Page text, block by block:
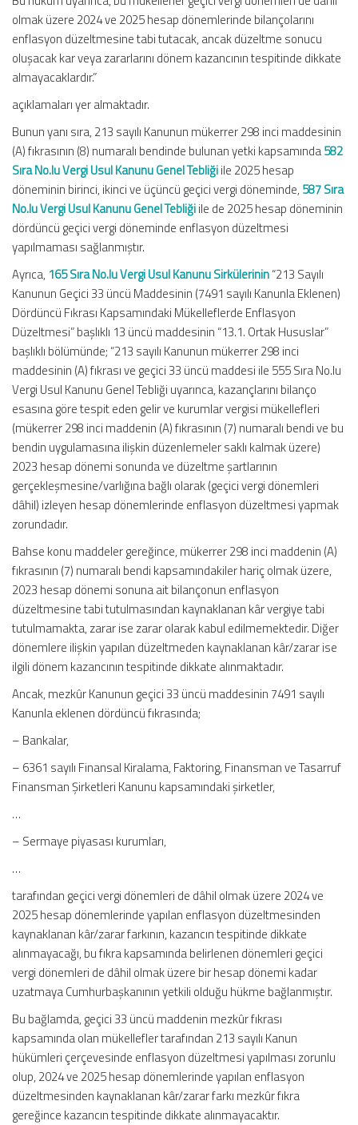
olmak üzere 2024 ve 2025 hesap dönemlerinde bilançolarını
enflasyon düzeltmesine tabi tutacak, ancak düzeltme sonucu
oluşacak kar veya zararlarını dönem kazancının tespitinde dikkate
almayacaklardır.”
açıklamaları yer almaktadır.
Bunun yanı sıra, 213 sayılı Kanunun mükerrer 298 inci maddesinin
(A) fıkrasının (8) numaralı bendinde bulunan yetki kapsamında582
Sıra No.lu Vergi Usul Kanunu Genel Tebliğiile 2025 hesap
döneminin birinci, ikinci ve üçüncü geçici vergi döneminde, 587 Sıra
No.lu Vergi Usul Kanunu Genel Tebliğiile de 2025 hesap döneminin
dördüncü geçici vergi döneminde enflasyon düzeltmesi
yapılmaması sağlanmıştır.
Ayrıca, 165 Sıra No.lu Vergi Usul Kanunu Sirkülerinin“213 Sayılı
Kanunun Geçici 33 üncü Maddesinin (7491 sayılı Kanunla Eklenen)
Dördüncü Fıkrası Kapsamındaki Mükelleflerde Enflasyon
Düzeltmesi” başlıklı 13 üncü maddesinin “13.1. Ortak Hususlar”
başlıklı bölümünde; “213 sayılı Kanunun mükerrer 298 inci
maddesinin (A) fıkrası ve geçici 33 üncü maddesi ile 555 Sıra No.lu
Vergi Usul Kanunu Genel Tebliği uyarınca, kazançlarını bilanço
esasına göre tespit eden gelir ve kurumlar vergisi mükellefleri
(mükerrer 298 inci maddenin (A) fıkrasının (7) numaralı bendi ve bu
bendin uygulamasına ilişkin düzenlemeler saklı kalmak üzere)
2023 hesap dönemi sonunda ve düzeltme şartlarının
gerçekleşmesine/varlığına bağlı olarak (geçici vergi dönemleri
dâhil) izleyen hesap dönemlerinde enflasyon düzeltmesi yapmak
zorundadır.
Bahse konu maddeler gereğince, mükerrer 298 inci maddenin (A)
fıkrasının (7) numaralı bendi kapsamındakiler hariç olmak üzere,
2023 hesap dönemi sonuna ait bilançonun enflasyon
düzeltmesine tabi tutulmasından kaynaklanan kâr vergiye tabi
tutulmamakta, zarar ise zarar olarak kabul edilmemektedir. Diğer
dönemlere ilişkin yapılan düzeltmeden kaynaklanan kâr/zarar ise
ilgili dönem kazancının tespitinde dikkate alınmaktadır.
Ancak, mezkûr Kanunun geçici 33 üncü maddesinin 7491 sayılı
Kanunla eklenen dördüncü fıkrasında;
– Bankalar,
– 6361 sayılı Finansal Kiralama, Faktoring, Finansman ve Tasarruf
Finansman Şirketleri Kanunu kapsamındaki şirketler,
…
– Sermaye piyasası kurumları,
…
tarafından geçici vergi dönemleri de dâhil olmak üzere 2024 ve
2025 hesap dönemlerinde yapılan enflasyon düzeltmesinden
kaynaklanan kâr/zarar farkının, kazancın tespitinde dikkate
alınmayacağı, bu fıkra kapsamında belirlenen dönemleri geçici
vergi dönemleri de dâhil olmak üzere bir hesap dönemi kadar
uzatmaya Cumhurbaşkanının yetkili olduğu hükme bağlanmıştır.
Bu bağlamda, geçici 33 üncü maddenin mezkûr fıkrası
kapsamında olan mükellefler tarafından 213 sayılı Kanun
hükümleri çerçevesinde enflasyon düzeltmesi yapılması zorunlu
olup, 2024 ve 2025 hesap dönemlerinde yapılan enflasyon
düzeltmesinden kaynaklanan kâr/zarar farkı mezkûr fıkra
gereğince kazancın tespitinde dikkate alınmayacaktır.